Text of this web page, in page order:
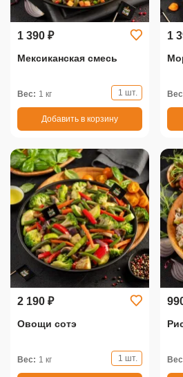
1 390 ₽
Мексиканская смесь
Вес: 1 кг 1 шт.
Добавить в корзину
1
2 190 ₽
Овощи сотэ
Вес: 1 кг 1 шт.